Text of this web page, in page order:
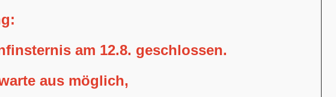
am 12.8. geschlossen.
aus möglich,